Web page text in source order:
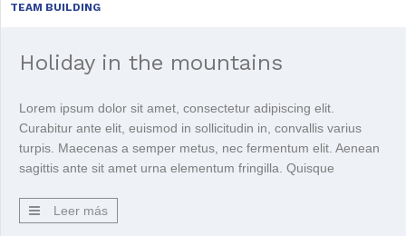
TEAM BUILDING
Holiday in the mountains
Lorem ipsum dolor sit amet, consectetur adipiscing elit.
Curabitur ante elit, euismod in sollicitudin in, convallis varius
turpis. Maecenas a semper metus, nec fermentum elit. Aenean
sagittis ante sit amet urna elementum fringilla. Quisque
sodales et massa id condimentum. Sed nulla sem, rutrum id
nulla ac, sagittis tempor […]
Leer más